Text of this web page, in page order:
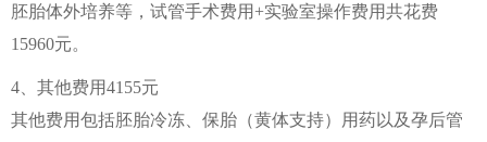
胚胎体外培养等，试管手术费用+实验室操作费用共花费
15960元。
4、其他费用4155元
其他费用包括胚胎冷冻、保胎（黄体支持）用药以及孕后管